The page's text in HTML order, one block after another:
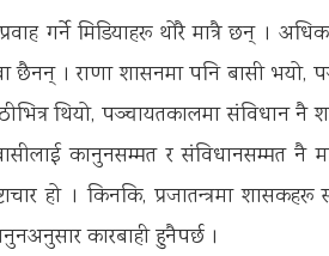
गर्ने मिडियाहरू थोरै मात्रै छन् ।
। राणा शासनमा पनि बद्मासी भयो,
थियो, पञ्चायतकालमा संविधान नै
कानुनसम्मत र संविधानसम्मत नै
हो । किनकि, प्रजातन्त्रमा
कारबाही हुनैपर्छ ।